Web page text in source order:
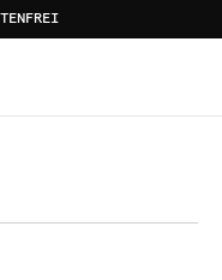
Astro Muster 2